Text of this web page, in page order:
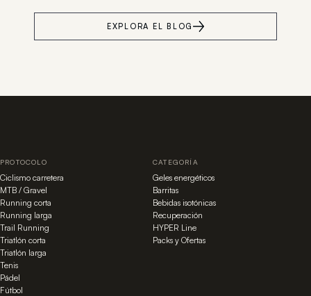
EXPLORA EL BLOG
PROTOCOLO
Ciclismo carretera
MTB / Gravel
Running corta
Running larga
Trail Running
Triatlón corta
Triatlón larga
Tenis
Pádel
Fútbol
CATEGORÍA
Geles energéticos
Barritas
Bebidas isotónicas
Recuperación
HYPER Line
Packs y Ofertas